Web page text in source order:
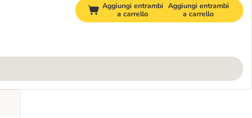
Aggiungi entrambi
a carrello
Aggiungi entrambi
a carrello